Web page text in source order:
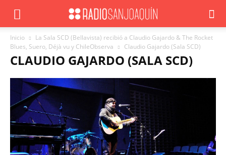
Inicio
La Sala SCD (Bellavista) recibió a Claudio Gajardo & The Rocket
Blues, Suero, Déjà vu y ChileObserva
Claudio Gajardo (Sala SCD)
CLAUDIO GAJARDO (SALA SCD)